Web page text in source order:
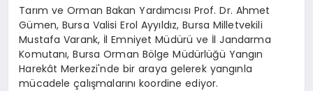
Tarım ve Orman Bakan Yardımcısı Prof. Dr. Ahmet
Gümen, Bursa Valisi Erol Ayyıldız, Bursa Milletvekili
Mustafa Varank, İl Emniyet Müdürü ve İl Jandarma
Komutanı, Bursa Orman Bölge Müdürlüğü Yangın
Harekât Merkezi'nde bir araya gelerek yangınla
mücadele çalışmalarını koordine ediyor.